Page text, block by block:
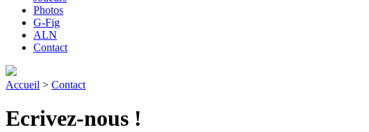
Photos
G-Fig
ALN
Contact
Accueil > Contact
Ecrivez-nous !